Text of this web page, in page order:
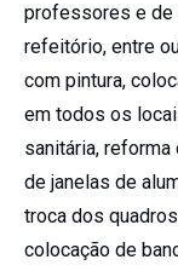
professores e de
refeitório, entre
com pintura,
em todos os
sanitária,
de janelas de
troca dos
colocação de